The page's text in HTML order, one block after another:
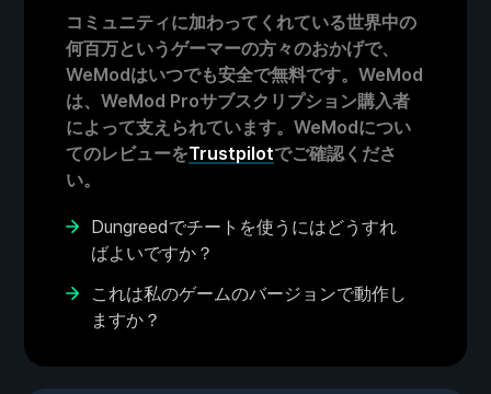
コミュニティに加わってくれている世界中の
何百万というゲーマーの方々のおかげで、
WeModはいつでも安全で無料です。WeMod
は、WeMod Proサブスクリプション購入者
によって支えられています。WeModについ
てのレビューをTrustpilotでご確認くださ
い。
Dungreedでチートを使うにはどうすれ
ばよいですか？
これは私のゲームのバージョンで動作し
ますか？